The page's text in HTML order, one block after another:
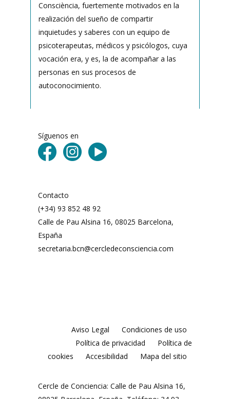
Consciència, fuertemente motivados en la
realización del sueño de compartir
inquietudes y saberes con un equipo de
psicoterapeutas, médicos y psicólogos, cuya
vocación era, y es, la de acompañar a las
personas en sus procesos de
autoconocimiento.
Síguenos en
Contacto
(+34) 93 852 48 92
Calle de Pau Alsina 16, 08025 Barcelona,
España
secretaria.bcn@cercledeconsciencia.com
Aviso Legal
Condiciones de uso
Política de privacidad
Política de
cookies
Accesibilidad Mapa del sitio
Cercle de Conciencia: Calle de Pau Alsina 16,